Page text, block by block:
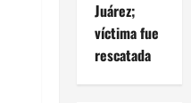
Juárez;
víctima fue
rescatada